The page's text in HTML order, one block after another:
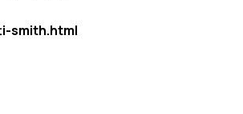
smith.html